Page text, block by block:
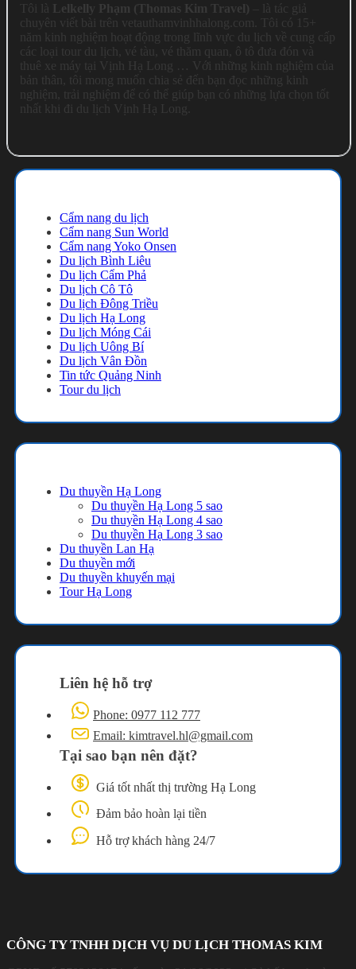
Tôi là Lelkelly Phạm (Thomas Kim Travel) – là tác giả
chuyên viết bài trên vetauthamvinhhalong.com. Tôi có 15+
năm kinh nghiệm hoạt động trong lĩnh vực du lịch về cung cấp
các loại tour du lịch, vé tàu, vé thăm quan, ô tô đưa đón và
thuê xe máy tại Vịnh Hạ Long … Với những kinh nghiệm của
bản thân, tôi mong muốn chia sẻ đến bạn đọc những kinh
nghiệm, trải nghiệm để có thể giúp bạn có những lựa chọn tốt
nhất khi đi du lịch Vịnh Hạ Long.
Cẩm nang du lịch
Cẩm nang Sun World
Cẩm nang Yoko Onsen
Du lịch Bình Liêu
Du lịch Cẩm Phả
Du lịch Cô Tô
Du lịch Đông Triều
Du lịch Hạ Long
Du lịch Móng Cái
Du lịch Uông Bí
Du lịch Vân Đồn
Tin tức Quảng Ninh
Tour du lịch
Du thuyền Hạ Long
Du thuyền Hạ Long 5 sao
Du thuyền Hạ Long 4 sao
Du thuyền Hạ Long 3 sao
Du thuyền Lan Hạ
Du thuyền mới
Du thuyền khuyến mại
Tour Hạ Long
Liên hệ hỗ trợ
Phone: 0977 112 777
Email: kimtravel.hl@gmail.com
Tại sao bạn nên đặt?
Giá tốt nhất thị trường Hạ Long
Đảm bảo hoàn lại tiền
Hỗ trợ khách hàng 24/7
CÔNG TY TNHH DỊCH VỤ DU LỊCH THOMAS KIM